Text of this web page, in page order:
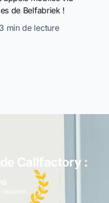
de Belfabriek !
min de lecture
Callfactory :